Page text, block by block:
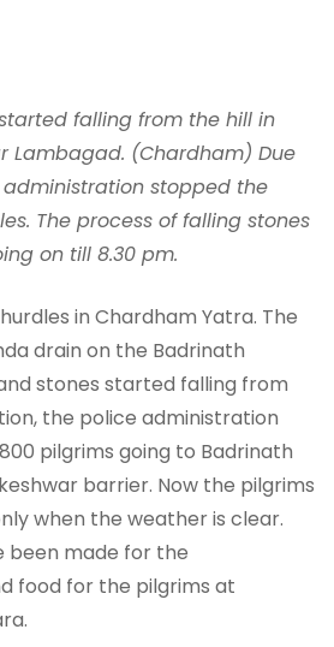
falling from the hill in
Lambagad. (Chardham) Due
stopped the
The process of falling stones
on till 8.30 pm.
in Chardham Yatra. The
drain on the Badrinath
stones started falling from
the police administration
pilgrims going to Badrinath
barrier. Now the pilgrims
when the weather is clear.
been made for the
food for the pilgrims at